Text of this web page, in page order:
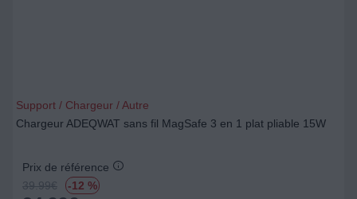
Support / Chargeur / Autre
Chargeur ADEQWAT sans fil MagSafe 3 en 1 plat pliable 15W
Prix de référence
39.99€ -12 %